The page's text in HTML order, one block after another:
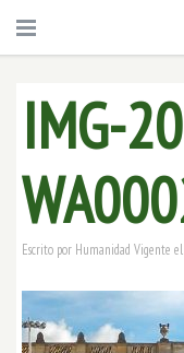
IMG-
Escrito por Humanidad Vigente el